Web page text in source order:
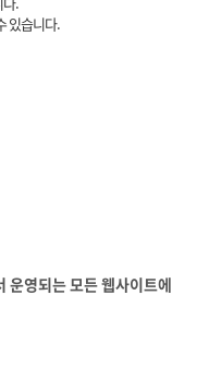
다.
있습니다.
운영되는 모든 웹사이트에